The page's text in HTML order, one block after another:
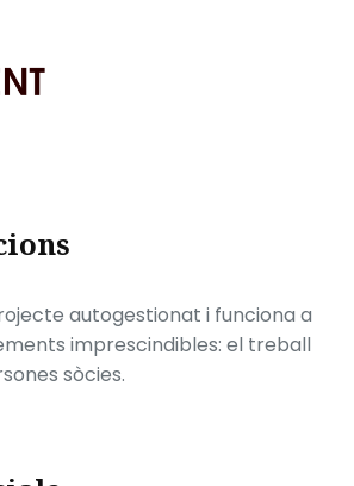
autogestionat i funciona a
imprescindibles: el treball
sòcies.